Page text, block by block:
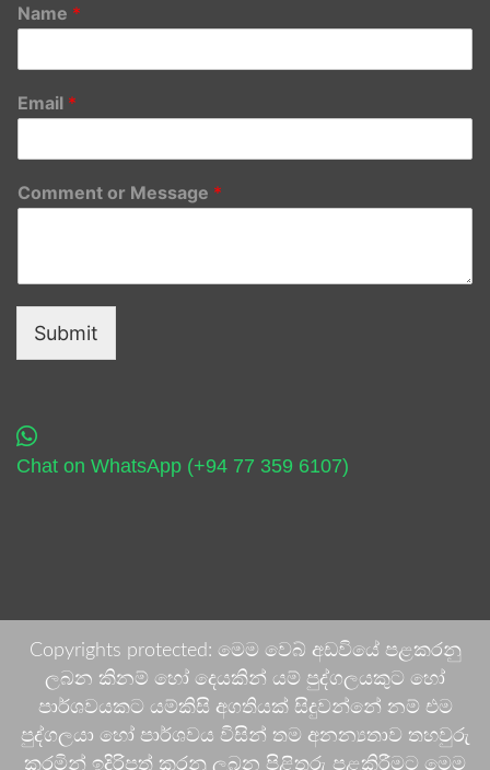
Name *
Email *
Comment or Message *
Submit
Chat on WhatsApp (+94 77 359 6107)
Copyrights protected: මෙම වෙබ් අඩවියේ පළකරනු
ලබන කිනම් හෝ දෙයකින් යම් පුද්ගලයකුට හෝ
පාර්ශවයකට යම්කිසි අගතියක් සිදුවන්නේ නම් එම
පුද්ගලයා හෝ පාර්ශවය විසින් තම අනන්‍යතාව තහවුරු
කරමින් ඉදිරිපත් කරනු ලබන පිළිතුරු පළකිරීමට මෙම